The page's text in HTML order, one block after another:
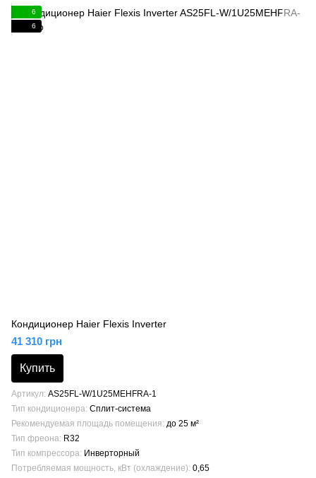
6
6
Кондиционер Haier Flexis Inverter
41 310 грн
Купить
Артикул AS25FL-W/1U25MEHFRA-1
Тип кондиционера Сплит-система
Рекомендуемая площадь помещения до 25 м²
Тип фреона R32
Тип компрессора Инверторный
Потребляемая мощность, кВт (охлаждение) 0,65